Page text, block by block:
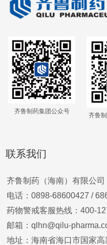
齐鲁制药集团公众号
齐鲁
联系我们
齐鲁制药（海南）有限公司
电话：0898-68600427 /
药物警戒客服热线：400-
邮箱：qlhn@qilu-
地址：海南省海口市国家